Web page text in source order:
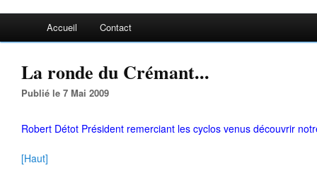
Accueil Contact
La ronde du Crémant...
Publié le 7 Mai 2009
Robert Détot Président remerciant les cyclos venus découvrir
[Haut]